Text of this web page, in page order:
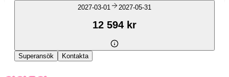
2027-03-01 2027-05-31
12 594 kr
Superansök Kontakta